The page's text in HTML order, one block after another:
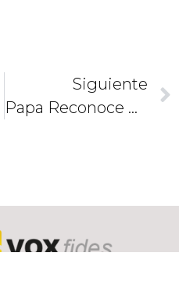
Siguiente
Papa Reconoce A Turquía Por Su Generosidad Con Cristianos Perseguidos